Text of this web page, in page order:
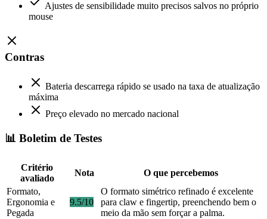
Ajustes de sensibilidade muito precisos salvos no próprio
mouse
Contras
Bateria descarrega rápido se usado na taxa de atualização
máxima
Preço elevado no mercado nacional
📊 Boletim de Testes
Critério
avaliado
Nota
O que percebemos
Formato,
Ergonomia e
Pegada
9.5/10
O formato simétrico refinado é excelente
para claw e fingertip, preenchendo bem o
meio da mão sem forçar a palma.